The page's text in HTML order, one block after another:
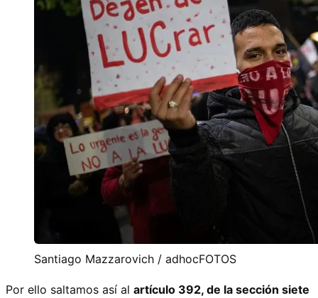
Santiago Mazzarovich / adhocFOTOS
Por ello saltamos así al artículo 392, de la sección siete